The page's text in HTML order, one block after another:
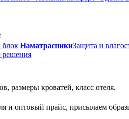
блок НаматрасникиЗащита и
решения
размеры кроватей, класс отеля.
и оптовый прайс, присылаем